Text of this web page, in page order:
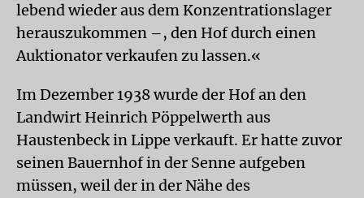
lebend wieder aus dem Konzentrationslager
herauszukommen –, den Hof durch einen
Auktionator verkaufen zu lassen.«
Im Dezember 1938 wurde der Hof an den
Landwirt Heinrich Pöppelwerth aus
Haustenbeck in Lippe verkauft. Er hatte zuvor
seinen Bauernhof in der Senne aufgeben
müssen, weil der in der Nähe des